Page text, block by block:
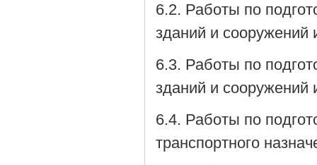
6.2. Работы по
зданий и сооружений
6.3. Работы по
зданий и сооружений
6.4. Работы по
транспортного